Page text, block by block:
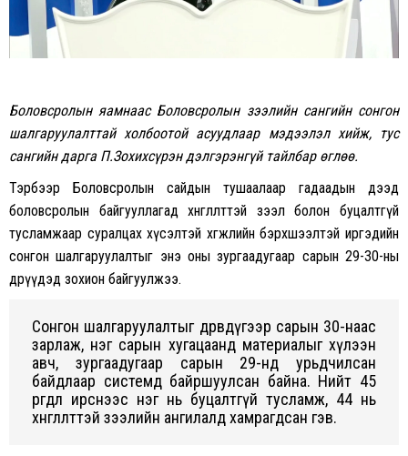
Боловсролын яамнаас Боловсролын зээлийн сангийн сонгон
шалгаруулалттай холбоотой асуудлаар мэдээлэл хийж, тус
сангийн дарга П.Зохихсүрэн дэлгэрэнгүй тайлбар өглөө.
Тэрбээр Боловсролын сайдын тушаалаар гадаадын дээд
боловсролын байгууллагад хөнгөлөлттэй зээл болон буцалтгүй
тусламжаар суралцах хүсэлтэй хөгжлийн бэрхшээлтэй иргэдийн
сонгон шалгаруулалтыг энэ оны зургаадугаар сарын 29-30-ны
өдрүүдэд зохион байгуулжээ.
Сонгон шалгаруулалтыг дөрөвдүгээр сарын 30-наас
зарлаж, нэг сарын хугацаанд материалыг хүлээн
авч, зургаадугаар сарын 29-нд урьдчилсан
байдлаар системд байршуулсан байна. Нийт 45
өргөдөл ирснээс нэг нь буцалтгүй тусламж, 44 нь
хөнгөлөлттэй зээлийн ангилалд хамрагдсан гэв.